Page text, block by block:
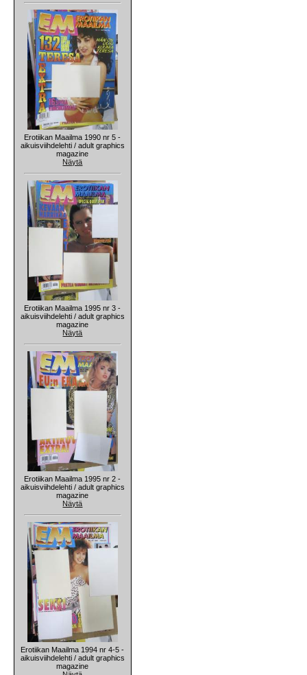
Erotiikan Maailma 1990 nr 5 -
aikuisviihdelehti / adult graphics
magazine
Näytä
Erotiikan Maailma 1995 nr 3 -
aikuisviihdelehti / adult graphics
magazine
Näytä
Erotiikan Maailma 1995 nr 2 -
aikuisviihdelehti / adult graphics
magazine
Näytä
Erotiikan Maailma 1994 nr 4-5 -
aikuisviihdelehti / adult graphics
magazine